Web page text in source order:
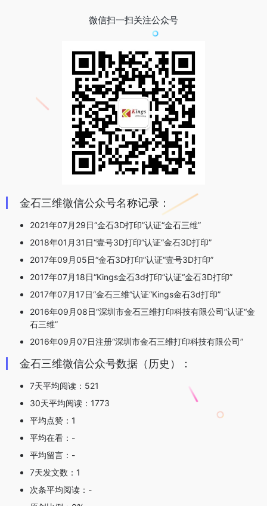
微信扫一扫关注公众号
金石三维微信公众号名称记录：
2021年07月29日“金石3D打印”认证“金石三维”
2018年01月31日“壹号3D打印”认证“金石3D打印”
2017年09月05日“金石3D打印”认证“壹号3D打印”
2017年07月18日“Kings金石3d打印”认证“金石3D打印”
2017年07月17日“金石三维”认证“Kings金石3d打印”
2016年09月08日“深圳市金石三维打印科技有限公司”认证“金
石三维”
2016年09月07日注册“深圳市金石三维打印科技有限公司”
金石三维微信公众号数据（历史）：
7天平均阅读：521
30天平均阅读：1773
平均点赞：1
平均在看：-
平均留言：-
7天发文数：1
次条平均阅读：-